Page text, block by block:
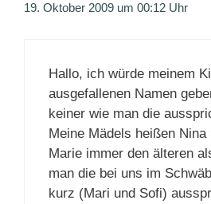
19. Oktober 2009 um 00:12 Uhr
Hallo, ich würde meinem
ausgefallenen Namen
keiner wie man die
Meine Mädels heißen Nina
Marie immer den älteren
man die bei uns im
kurz (Mari und Sofi)